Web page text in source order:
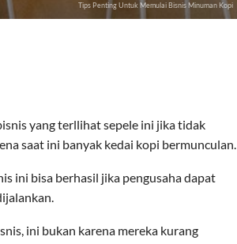
Tips Penting Untuk Memulai Bisnis Minuman Kopi
yang terllihat sepele ini jika tidak
saat ini banyak kedai kopi bermunculan.
ini bisa berhasil jika pengusaha dapat
ini bukan karena mereka kurang